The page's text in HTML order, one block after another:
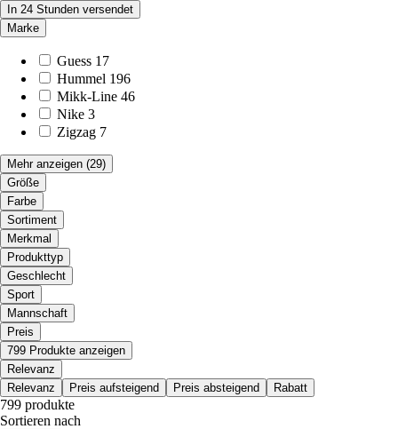
In 24 Stunden versendet
Marke
Guess 17
Hummel 196
Mikk-Line 46
Nike 3
Zigzag 7
Mehr anzeigen (29)
Größe
Farbe
Sortiment
Merkmal
Produkttyp
Geschlecht
Sport
Mannschaft
Preis
799 Produkte anzeigen
Relevanz
Relevanz
Preis aufsteigend Preis absteigend Rabatt
799 produkte
Sortieren nach